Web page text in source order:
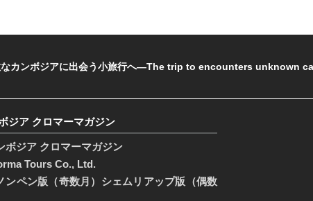
なカンボジアに出会う小旅行へ―The trip to encounters unknown
ジア クロマーマガジン
ボジア クロマーマガジン
Tours Co., Ltd.
ンペン版（奇数月）シェムリアップ版（偶数